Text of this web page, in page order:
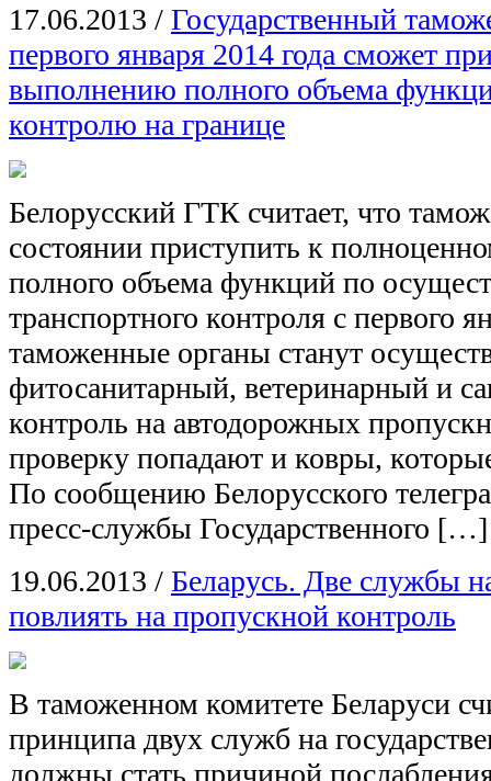
17.06.2013 / Государственный
первого января 2014 года сможет
выполнению полного объема
контролю на границе
Белорусский ГТК считает, что
состоянии приступить к
полного объема функций по
транспортного контроля с первого
таможенные органы станут
фитосанитарный, ветеринарный и
контроль на автодорожных
проверку попадают и ковры,
По сообщению Белорусского
пресс-службы Государственного […]
19.06.2013 / Беларусь. Две службы
повлиять на пропускной контроль
В таможенном комитете Беларуси
принципа двух служб на
должны стать причиной